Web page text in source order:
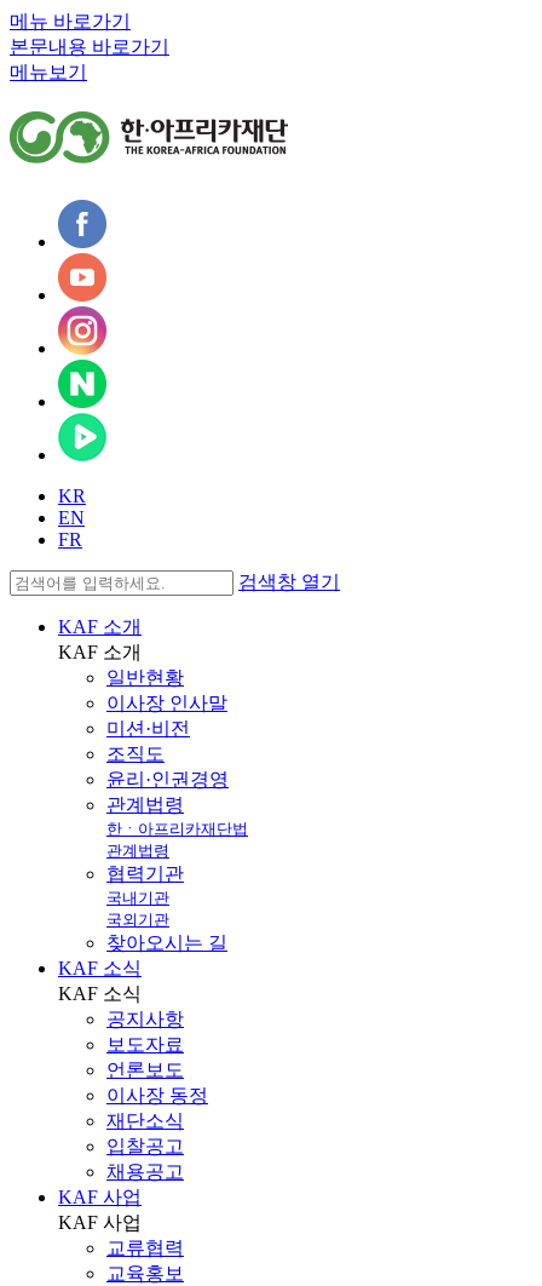
메뉴 바로가기
본문내용 바로가기
메뉴보기
KR
EN
FR
검색창 열기
KAF 소개
KAF 소개
일반현황
이사장 인사말
미션·비전
조직도
윤리·인권경영
관계법령
한ㆍ아프리카재단법
관계법령
협력기관
국내기관
국외기관
찾아오시는 길
KAF 소식
KAF 소식
공지사항
보도자료
언론보도
이사장 동정
재단소식
입찰공고
채용공고
KAF 사업
KAF 사업
교류협력
교육홍보